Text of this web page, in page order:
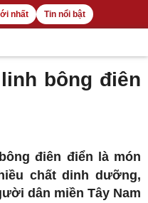
nhất Tin nổi bật
bông điên
điên điển là món
chất dinh dưỡng,
dân miền Tây Nam